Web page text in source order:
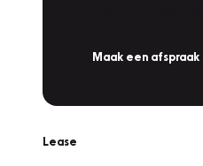
Maak een afspraak
Lease